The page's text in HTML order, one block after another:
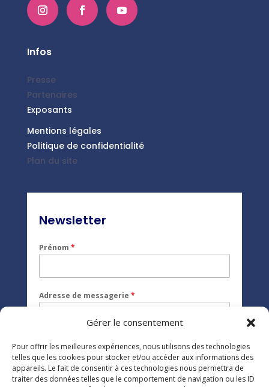
Gérer le consentement
Pour offrir les meilleures expériences, nous utilisons des technologies
telles que les cookies pour stocker et/ou accéder aux informations des
appareils. Le fait de consentir à ces technologies nous permettra de
traiter des données telles que le comportement de navigation ou les ID
Infos
Presse
Partenaires
Exposants
Mentions légales
Politique de confidentialité
Plan du site
Newsletter
Prénom *
Adresse de messagerie *
Protection des données*
En soumettant ce formulaire, j'accepte que
les informations saisies soient exploitées
dans le cadre de la relation commerciale qui